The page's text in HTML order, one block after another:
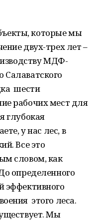
которые мы
двух-трех лет –
МДФ-
шести
рабочих мест для
глубокая
у нас лес, в
Все это
словом, как
определенного
эффективного
этого леса.
Мы